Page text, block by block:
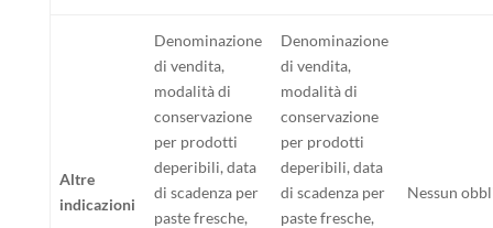
Altre
indicazioni
Denominazione
di vendita,
modalità di
conservazione
per prodotti
deperibili, data
di scadenza per
paste fresche,
Denominazione
di vendita,
modalità di
conservazione
per prodotti
deperibili, data
di scadenza per
paste fresche,
Nessun